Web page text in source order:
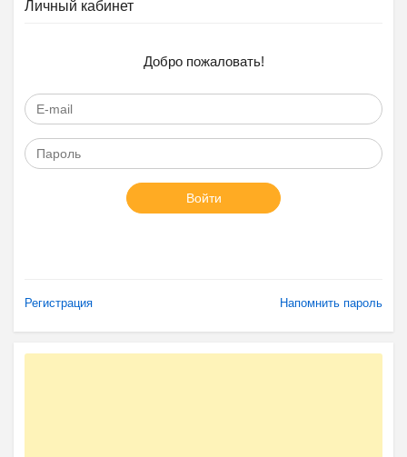
Личный кабинет
Добро пожаловать!
Войти
Регистрация Напомнить пароль